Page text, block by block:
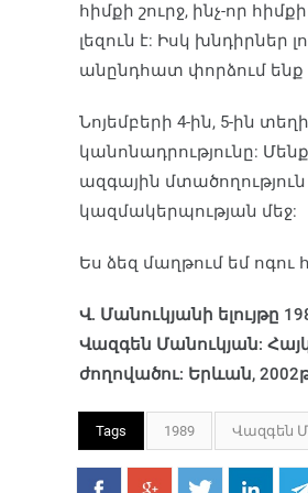
հիմքի շուրջ, ինչ-որ
լեզուն է: Իսկ խնդիրներ
անընդհատ փորձում ենք
Նոյեմբերի 4-ին, 5-ին
կանոնադրությունը:
ազգային
կազմակերպության մեջ:
Ես ձեզ մաղթում եմ ոգու
Վ. Մանուկյանի ելույթը
Վազգեն Մանուկյան:
ժողովածու: Երևան,
Tags 1989 Վազգեն